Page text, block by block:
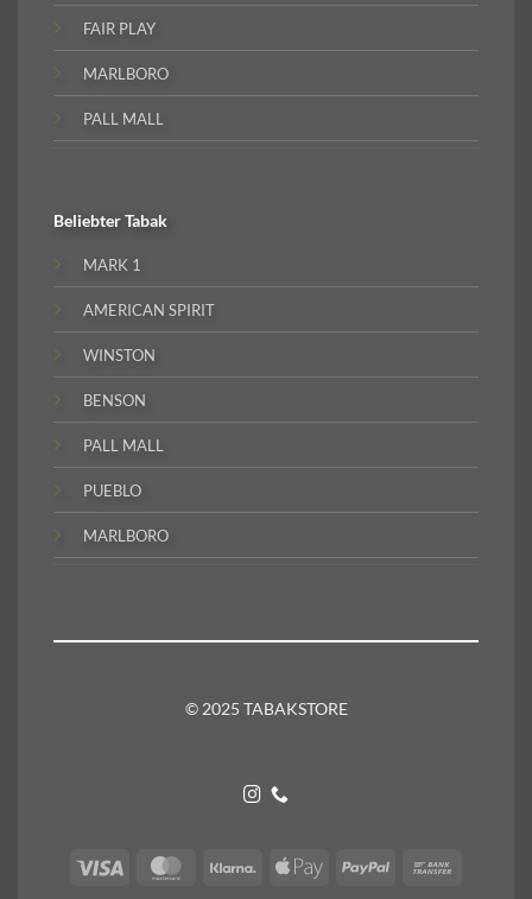
FAIR PLAY
MARLBORO
PALL MALL
BeliebterTabak
MARK 1
AMERICAN SPIRIT
WINSTON
BENSON
PALL MALL
PUEBLO
MARLBORO
© 2025 TABAKSTORE
Visa MasterCardKlarna
Apple
PayPal